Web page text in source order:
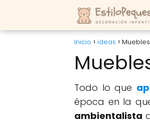
Inicio ideas
Todo lo que
época en la
ambientalista